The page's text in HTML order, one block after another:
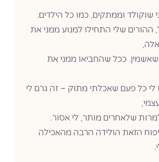
שוקולד וממתקים, כמו כל הילדים.
ההורים שלי התחילו למנוע ממני את
ככל שהחביאו ממני את
לי כל פעם שאכלתי מתוק – זה גרם לי
שלאחרים מותר, לי אסור.
הזאת הולידה הרבה מהאכילה